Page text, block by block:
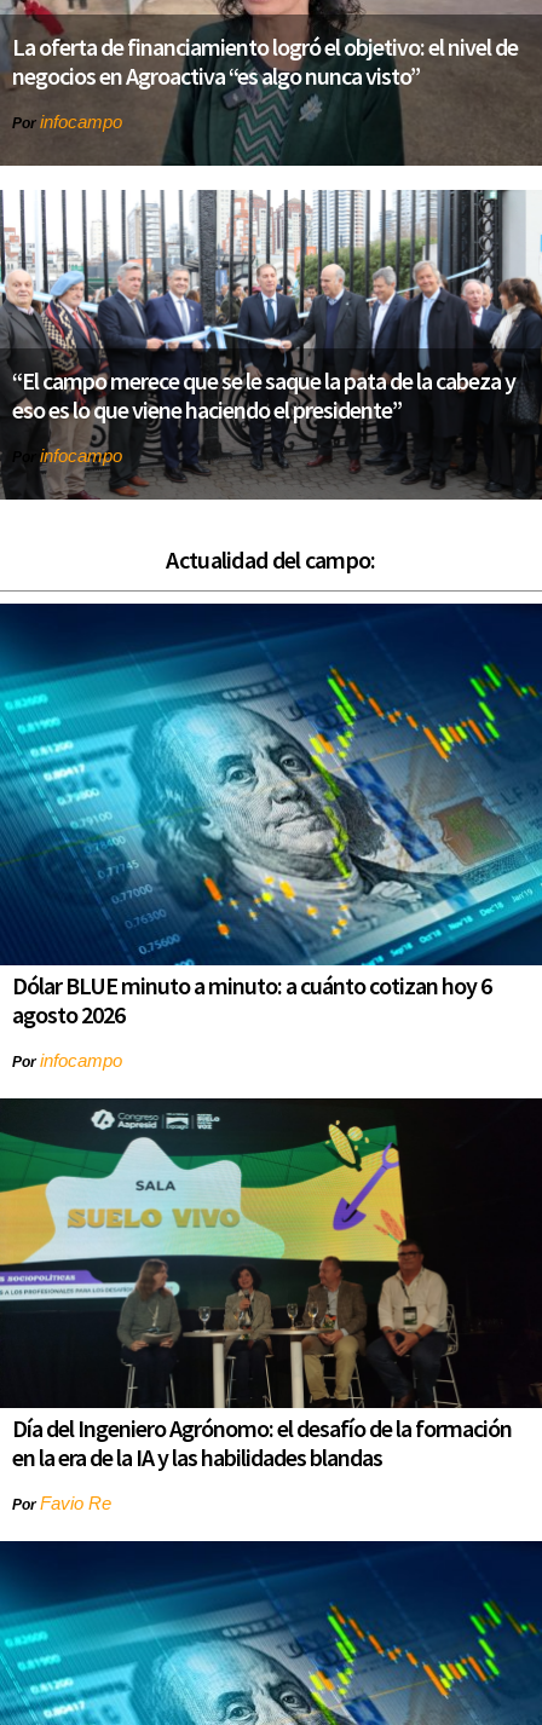
La oferta de financiamiento logró el objetivo: el nivel de
negocios en Agroactiva “es algo nunca visto”
Por infocampo
“El campo merece que se le saque la pata de la cabeza y
eso es lo que viene haciendo el presidente”
Por infocampo
Actualidad del campo:
Dólar BLUE minuto a minuto: a cuánto cotizan hoy 6
agosto 2026
Porinfocampo
Día del Ingeniero Agrónomo: el desafío de la formación
en la era de la IA y las habilidades blandas
PorFavio Re